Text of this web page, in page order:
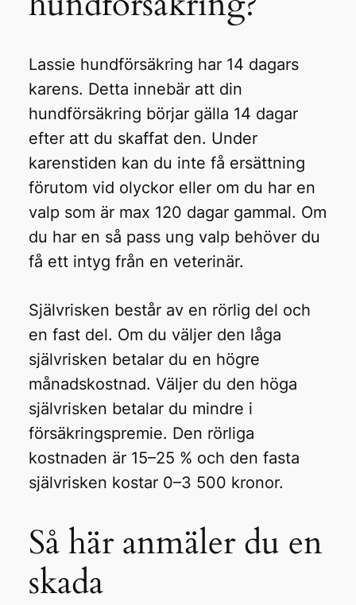
Lassie hundförsäkring har 14 dagars
karens. Detta innebär att din
hundförsäkring börjar gälla 14 dagar
efter att du skaffat den. Under
karenstiden kan du inte få ersättning
förutom vid olyckor eller om du har en
valp som är max 120 dagar gammal. Om
du har en så pass ung valp behöver du
få ett intyg från en veterinär.
Självrisken består av en rörlig del och
en fast del. Om du väljer den låga
självrisken betalar du en högre
månadskostnad. Väljer du den höga
självrisken betalar du mindre i
försäkringspremie. Den rörliga
kostnaden är 15–25 % och den fasta
självrisken kostar 0–3 500 kronor.
Så här anmäler du en
skada